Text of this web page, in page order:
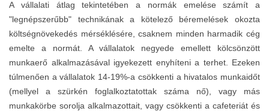
A vállalati átlag tekintetében a normák emelése számít a
"legnépszerűbb" technikának a kötelező béremelések okozta
költségnövekedés mérséklésére, csaknem minden harmadik cég
emelte a normát. A vállalatok negyede emellett kölcsönzött
munkaerő alkalmazásával igyekezett enyhíteni a terhet. Ezeken
túlmenően a vállalatok 14-19%-a csökkenti a hivatalos munkaidőt
(mellyel a szürkén foglalkoztatottak száma nő), vagy más
munkakörbe sorolja alkalmazottait, vagy csökkenti a cafeteriát és